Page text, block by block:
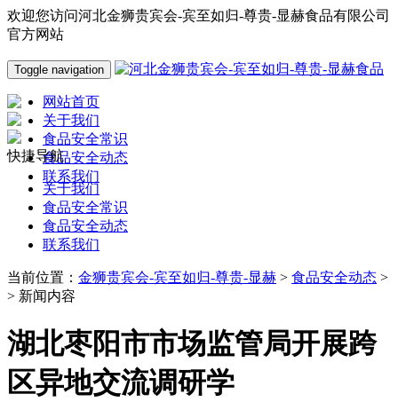
欢迎您访问河北金狮贵宾会-宾至如归-尊贵-显赫食品有限公司
官方网站
Toggle navigation
网站首页
关于我们
食品安全常识
食品安全动态
联系我们
快捷导航
关于我们
食品安全常识
食品安全动态
联系我们
当前位置： 金狮贵宾会-宾至如归-尊贵-显赫 > 食品安全动态 >
> 新闻内容
湖北枣阳市市场监管局开展跨
区异地交流调研学